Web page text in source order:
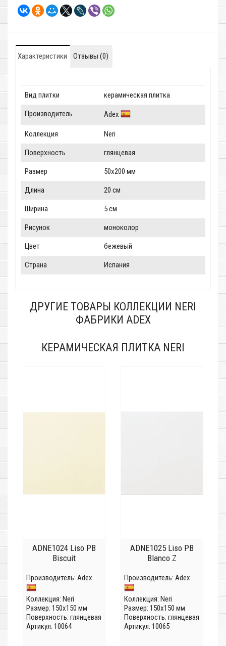
Характеристики Отзывы (0)
Вид плитки керамическая плитка
Производитель Adex
Коллекция Neri
Поверхность глянцевая
Размер 50x200 мм
Длина 20 см
Ширина 5 см
Рисунок моноколор
Цвет бежевый
Страна Испания
ДРУГИЕ ТОВАРЫ КОЛЛЕКЦИИ NERI
ФАБРИКИ ADEX
КЕРАМИЧЕСКАЯ ПЛИТКА NERI
ADNE1024 Liso PB
Biscuit
Производитель: Adex
Коллекция: Neri
Размер: 150x150 мм
Поверхность: глянцевая
Артикул: 10064
ADNE1025 Liso PB
Blanco Z
Производитель: Adex
Коллекция: Neri
Размер: 150x150 мм
Поверхность: глянцевая
Артикул: 10065